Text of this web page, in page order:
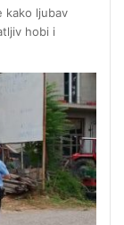
kako ljubav
hobi i